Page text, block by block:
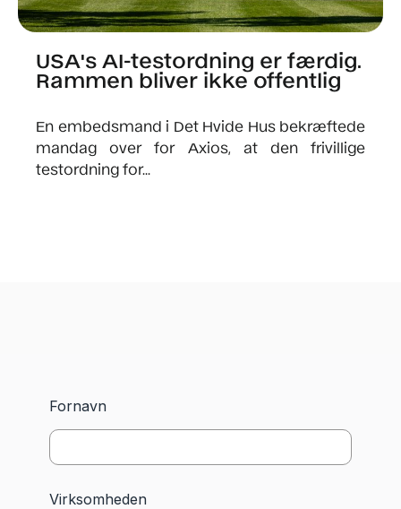
USA's AI-testordning er færdig.
Rammen bliver ikke offentlig
En embedsmand i Det Hvide Hus bekræftede
mandag over for Axios, at den frivillige
testordning for...
Fornavn
Virksomheden